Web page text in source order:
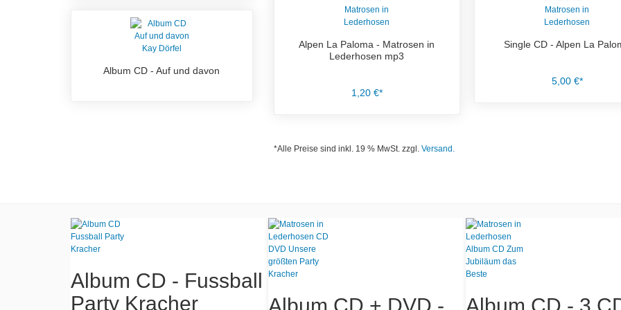
Alpen La Paloma - Matrosen in
Lederhosen mp3
1,20 €*
Single CD - Alpen La
5,00 €*
*Alle Preise sind inkl. 19 % MwSt. zzgl. Versand.
Album CD - Auf und davon
Album CD - Fussball
Party Kracher